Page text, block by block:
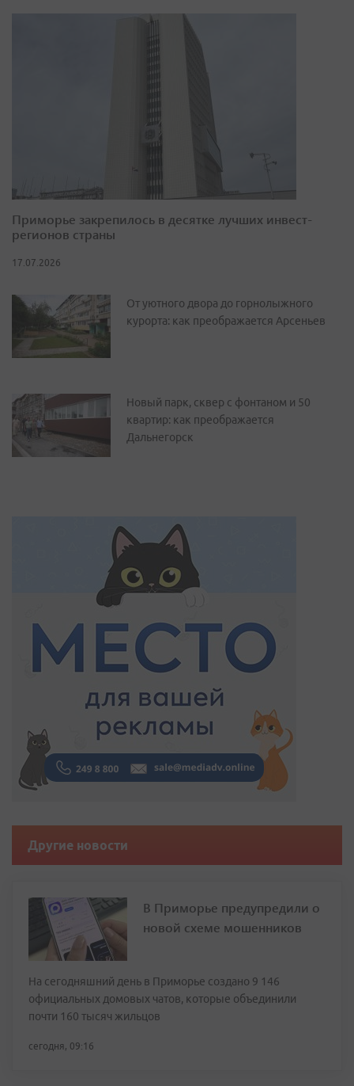
Приморье закрепилось в десятке лучших инвест-
регионов страны
17.07.2026
От уютного двора до горнолыжного
курорта: как преображается Арсеньев
Новый парк, сквер с фонтаном и 50
квартир: как преображается
Дальнегорск
Другие новости
В Приморье предупредили о
новой схеме мошенников
На сегодняшний день в Приморье создано 9 146
официальных домовых чатов, которые объединили
почти 160 тысяч жильцов
сегодня, 09:16